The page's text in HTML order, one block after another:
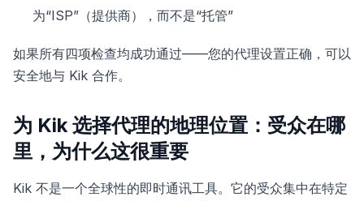
为“ISP”（提供商），而不是“托管”
如果所有四项检查均成功通过——您的代理设置正确，可以
安全地与 Kik 合作。
为 Kik 选择代理的地理位置：受众在哪
里，为什么这很重要
Kik 不是一个全球性的即时通讯工具。它的受众集中在特定